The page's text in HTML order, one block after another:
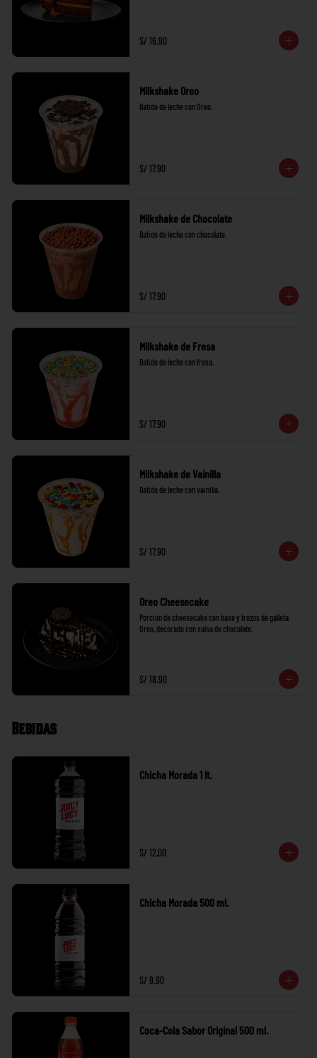
S/ 16.90
Milkshake Oreo
Batido de leche con Oreo.
S/ 17.90
Milkshake de Chocolate
Batido de leche con chocolate.
S/ 17.90
Milkshake de Fresa
Batido de leche con fresa.
S/ 17.90
Milkshake de Vainilla
Batido de leche con vainilla.
S/ 17.90
Oreo Cheesecake
Porción de cheesecake con base y trozos de galleta
Oreo, decorado con salsa de chocolate.
S/ 18.90
Bebidas
Chicha Morada 1 lt.
S/ 12.00
Chicha Morada 500 ml.
S/ 9.90
Coca-Cola Sabor Original 500 ml.